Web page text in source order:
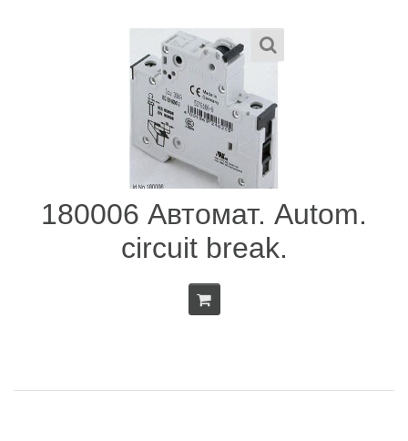
180006 Автомат. Autom.
circuit break.